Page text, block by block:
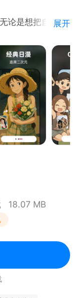
论是想把自拍变
技帮你轻松实
涂鸦、水彩风…
片都能切换不同
变身吸睛漫画
”“让头发变成粉
效让漫画角色眨
展开
18.07 MB